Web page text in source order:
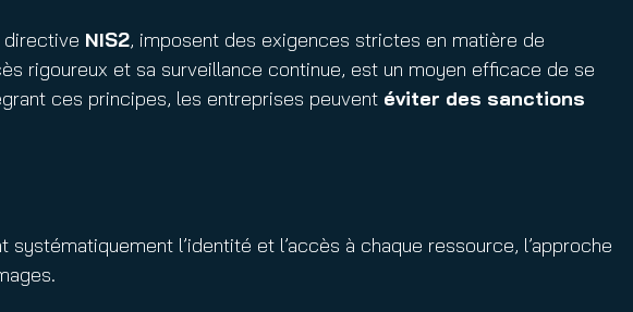
directive NIS2, imposent des exigences strictes en matière de
rigoureux et sa surveillance continue, est un moyen efficace de se
ces principes, les entreprises peuvent éviter des sanctions
systématiquement l’identité et l’accès à chaque ressource, l’approche